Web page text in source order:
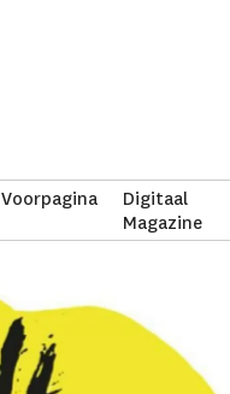
Voorpagina
Digitaal
Magazine